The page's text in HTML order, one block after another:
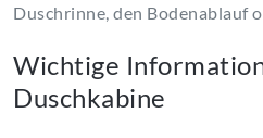
Duschrinne, den Bodenablauf
Wichtige
Duschkabine